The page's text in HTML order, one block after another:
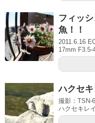
フィッ
魚！！
2011.6.16
17mm F3.5-
ハクセ
撮影：
ハクセキレ